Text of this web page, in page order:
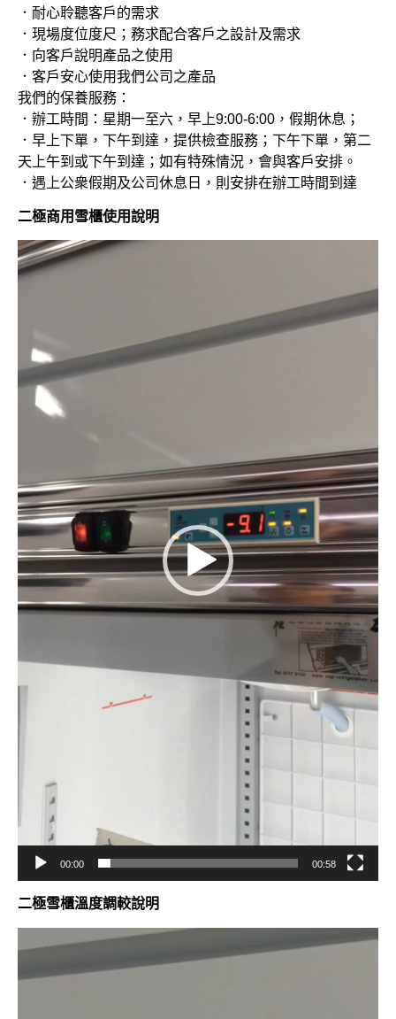
．耐心聆聽客戶的需求
．現場度位度尺；務求配合客戶之設計及需求
．向客戶說明產品之使用
．客戶安心使用我們公司之產品
我們的保養服務：
．辦工時間：星期一至六，早上9:00-6:00，假期休息；
．早上下單，下午到達，提供檢查服務；下午下單，第二
天上午到或下午到達；如有特殊情況，會與客戶安排。
．遇上公衆假期及公司休息日，則安排在辦工時間到達
二極商用雪櫃使用說明
視
訊
00:00 00:58
二極雪櫃溫度調較說明
播